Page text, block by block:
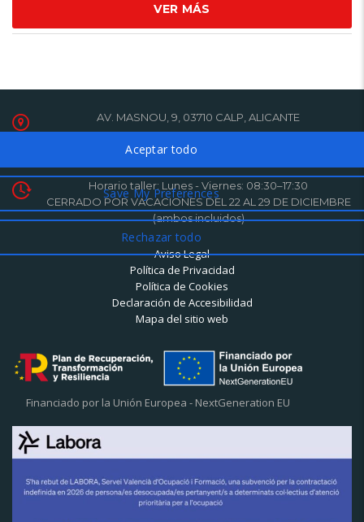
VER MÁS
AV. MASNOU, 9, 03710 CALP, ALICANTE
+34 965 83 46 70
Horario taller: Lunes - Viernes: 08:30–17:30
CERRADO POR VACACIONES DEL 22 AL 29 DE DICIEMBRE
(ambos incluidos)
Aviso Legal
Política de Privacidad
Política de Cookies
Declaración de Accesibilidad
Mapa del sitio web
Financiado por la Unión Europea - NextGeneration EU